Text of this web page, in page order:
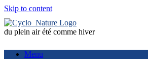
Skip to content
du plein air été comme hiver
Menu